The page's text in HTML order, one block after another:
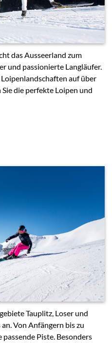
das Ausseerland zum
und passionierte Langläufer.
auf über
die perfekte Loipen und
Tauplitz, Loser und
Von Anfängern bis zu
Piste. Besonders